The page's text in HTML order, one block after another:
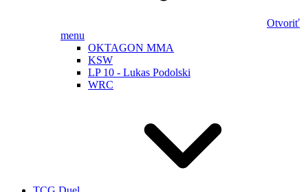
Otvoriť
menu
OKTAGON MMA
KSW
LP 10 - Lukas Podolski
WRC